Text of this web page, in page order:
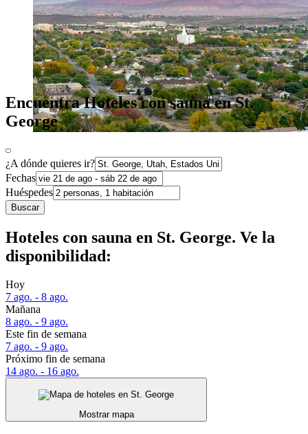
Encuentra Hoteles con sauna en St.
George
¿A dónde quieres ir?
Fechas
Huéspedes
Buscar
Hoteles con sauna en St. George. Ve la
disponibilidad:
Hoy
7 ago. - 8 ago.
Mañana
8 ago. - 9 ago.
Este fin de semana
7 ago. - 9 ago.
Próximo fin de semana
14 ago. - 16 ago.
Mostrar mapa